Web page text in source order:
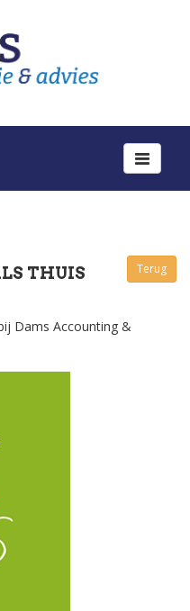
Toggle
navigation
Terug
THUIS
Dams Accounting &